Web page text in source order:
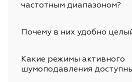
частотным диапазоном?
Почему в них удобно
Какие режимы активного
шумоподавления